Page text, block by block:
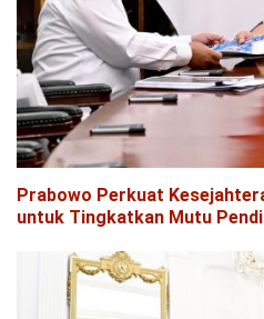
Prabowo Perkuat
untuk Tingkatkan Mutu